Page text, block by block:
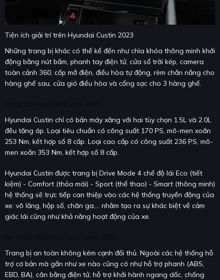
Tiện ích giải trí trên Hyundai Custin 2023
Những trang bị khác có thể kể đến như chìa khóa thông minh khởi
động bằng nút bấm, phanh tay điện tử, cửa sổ trời kép, camera
toàn cảnh 360, cốp mở điện, điều hòa tự động, rèm chắn nắng cho
hàng ghế sau, cửa gió điều hòa và cổng sạc cho 3 hàng ghế.
Động Cơ Hyundai Custin 2023
Hyundai Custin chỉ có bản máy xăng với hai tùy chọn 1.5L và 2.0L
đều tăng áp. Loại tiêu chuẩn có công suất 170 PS, mô-men xoắn
253 Nm, kết hợp số 8 cấp. Loại cao cấp có công suất 236 PS, mô-
men xoắn 353 Nm, kết hợp số 8 cấp.
Hyundai Custin được trang bị Drive Mode 4 chế độ lái Eco (tiết
kiệm) - Comfort (thỏa mái) - Sport (thể thao) - Smart (thông minh)
hệ thống sẽ trực tiếp can thiệp vào các hệ thống truyền động của
xe: vô lăng, hộp số, chân ga,… nhằm tạo ra sự khác biệt về cảm
giác lái cũng như khả năng hoạt động của xe.
Trang bị an toàn không kém cạnh đối thủ. Ngoài các hệ thống hỗ
trợ cơ bản mà gần như xe nào cũng có như hỗ trợ phanh (ABS,
EBD, BA), cân bằng điện tử, hỗ trợ khởi hành ngang dốc, chống